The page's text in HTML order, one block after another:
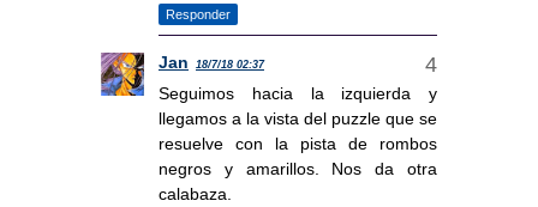
Responder
Jan 18/7/18 02:37
Seguimos hacia la izquierda y
llegamos a la vista del puzzle que se
resuelve con la pista de rombos
negros y amarillos. Nos da otra
calabaza.